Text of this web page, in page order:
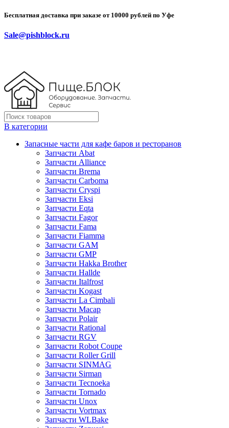
Бесплатная доставка при заказе от 10000 рублей по Уфе
Sale@pishblock.ru
В категории
Запасные части для кафе баров и ресторанов
Запчасти Abat
Запчасти Alliance
Запчасти Brema
Запчасти Carboma
Запчасти Cryspi
Запчасти Eksi
Запчасти Eqta
Запчасти Fagor
Запчасти Fama
Запчасти Fiamma
Запчасти GAM
Запчасти GMP
Запчасти Hakka Brother
Запчасти Hallde
Запчасти Italfrost
Запчасти Kogast
Запчасти La Cimbali
Запчасти Macap
Запчасти Polair
Запчасти Rational
Запчасти RGV
Запчасти Robot Coupe
Запчасти Roller Grill
Запчасти SINMAG
Запчасти Sirman
Запчасти Tecnoeka
Запчасти Tornado
Запчасти Unox
Запчасти Vortmax
Запчасти WLBake